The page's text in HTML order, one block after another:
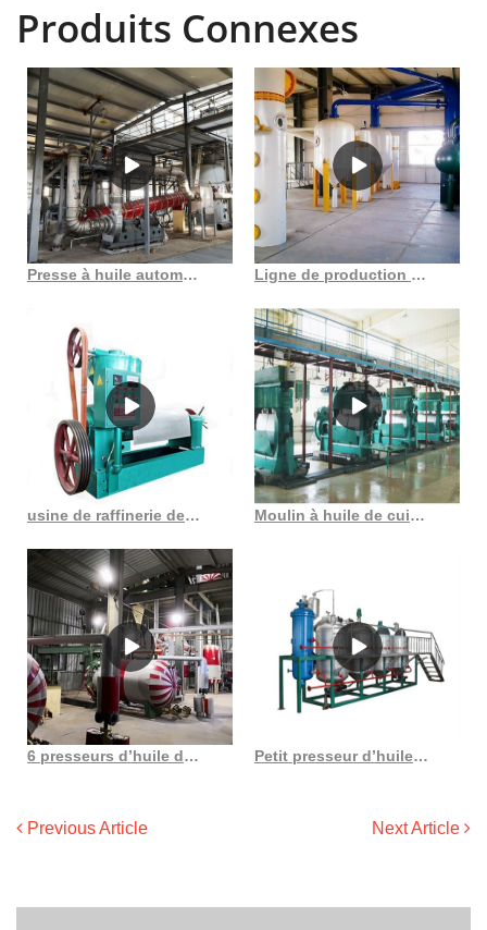
le Maroc qui couvrent respectivement 3%, 96% et 3% des expéditions
Produits Connexes
Presse à huile automatique de 300 à 400 kg par heure pour les graines hj pr100 au Bénin Ligne de production d’huile de cuisson de production d’estérification d’acide gras 10 ~ 200 t d
usine de raffinerie de pétrole une raffinerie de pétrole ou une raffinerie de pétrole i�� flickr Moulin à huile de cuisson utilisé pour presser les graines de lin, les graines de coton de camélia
6 presseurs d’huile de coco combinés 5tpd pour l’extraction de l’huile de coco Petit presseur d’huile de graines de tournesol 6yl, machine d’extraction d’huile de colza
Previous Article Next Article